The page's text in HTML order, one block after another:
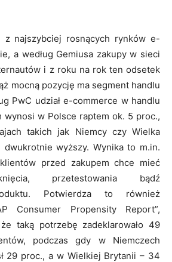
z najszybciej rosnących rynków e-
a według Gemiusa zakupy w sieci
i z roku na rok ten odsetek
mocną pozycję ma segment handlu
PwC udział e-commerce w handlu
wynosi w Polsce raptem ok. 5 proc.,
takich jak Niemcy czy Wielka
dwukrotnie wyższy. Wynika to m.in.
przed zakupem chce mieć
przetestowania bądź
Potwierdza to również
Consumer Propensity Report”,
taką potrzebę zadeklarowało 49
podczas gdy w Niemczech
29 proc., a w Wielkiej Brytanii – 34